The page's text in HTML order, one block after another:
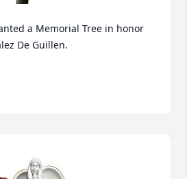
a Memorial Tree in honor
De Guillen.